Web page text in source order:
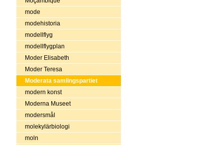
mode
modehistoria
modellflyg
modellflygplan
Moder Elisabeth
Moder Teresa
Moderata samlingspartiet
modern konst
Moderna Museet
modersmål
molekylärbiologi
moln